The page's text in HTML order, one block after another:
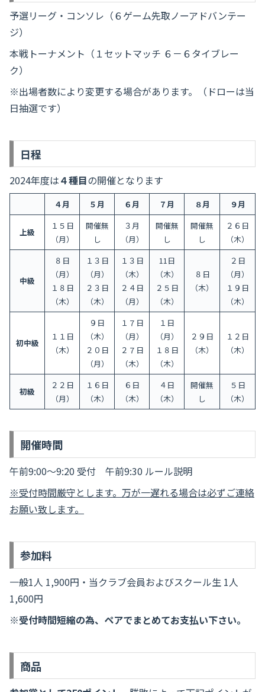
予選リーグ・コンソレ（６ゲーム先取ノーアドバンテー
ジ）
本戦トーナメント（１セットマッチ ６－６タイブレー
ク）
※出場者数により変更する場合があります。（ドローは当
日抽選です）
日程
2024年度は４種目の開催となります
４月 ５月 ６月 ７月 ８月 ９月
上級
１５日
（月）
開催無
し
３月
（月）
開催無
し
開催無
し
２６日
（木）
中級
８日
（月）
１８日
（木）
１３日
（月）
２３日
（木）
１３日
（木）
２４日
（月）
11日
（木）
２５日
（木）
８日
（木）
２日
（月）
１９日
（木）
初中級
１１日
（木）
９日
（木）
２０日
（月）
１７日
（月）
２７日
（木）
１日
（月）
１８日
（木）
２９日
（木）
１２日
（木）
初級
２２日
（月）
１６日
（木）
６日
（木）
４日
（木）
開催無
し
５日
（木）
開催時間
午前9:00～9:20 受付 午前9:30 ルール説明
※受付時間厳守とします。万が一遅れる場合は必ずご連絡
お願い致します。
参加料
一般1人 1,900円・当クラブ会員およびスクール生 1人
1,600円
※受付時間短縮の為、ペアでまとめてお支払い下さい。
商品